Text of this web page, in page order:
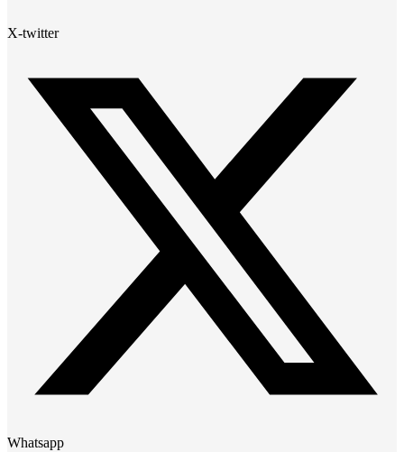
X-twitter
Whatsapp